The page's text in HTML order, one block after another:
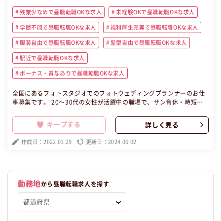
残業少なめで昼職転職OKな求人 未経験OKで昼職転職OKな求人
学歴不問で昼職転職OKな求人 福利厚生充実で昼職転職OKな求人
服装自由で昼職転職OKな求人 髪型自由で昼職転職OKな求人
駅近で昼職転職OKな求人
ボーナス・賞与ありで昼職転職OKな求人
全国にあるフォトスタジオでのフォトウェディングプランナーのお仕
事募集です。 20〜30代の女性が活躍中の職場で、サン育休・時短勤
センティブありで頑張りに応じて給料もアップできます◎ この昼職求
人は兵庫県芦屋市正社員ウェディングプランナーの昼職へ転職したい
方の求人です。
キープする 詳しく見る
作成日：2022.03.29 更新日：2024.06.02
勤務地から昼職転職求人を探す